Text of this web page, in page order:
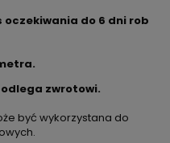
oczekiwania do 6 dni rob
zwrotowi.
być wykorzystana do